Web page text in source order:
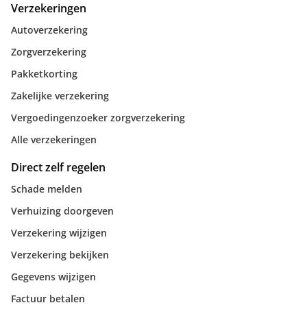
Verzekeringen
Autoverzekering
Zorgverzekering
Pakketkorting
Zakelijke verzekering
Vergoedingenzoeker zorgverzekering
Alle verzekeringen
Direct zelf regelen
Schade melden
Verhuizing doorgeven
Verzekering wijzigen
Verzekering bekijken
Gegevens wijzigen
Factuur betalen